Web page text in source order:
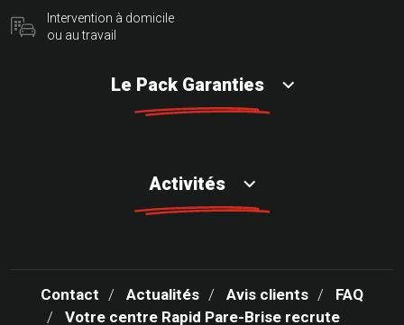
Intervention à domicile
ou au travail
Le Pack Garanties
Activités
Contact Actualités Avis clients
FAQ
Votre centre Rapid Pare-Brise recrute